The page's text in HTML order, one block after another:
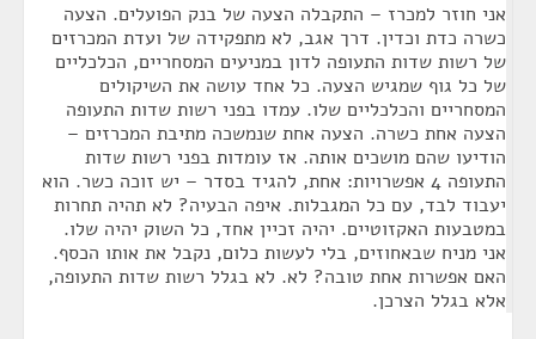
אני חוזר למכרז – התקבלה הצעה של בנק הפועלים. הצעה
כשרה כדת וכדין. דרך אגב, לא מתפקידה של ועדת המכרזים
של רשות שדות התעופה לדון במניעים המסחריים, הכלכליים
של כל גוף שמגיש הצעה. כל אחד עושה את השיקולים
המסחריים והכלכליים שלו. עמדו בפני רשות שדות התעופה
הצעה אחת כשרה. הצעה אחת שנמשכה מתיבת המכרזים –
הודיעו שהם מושכים אותה. אז עומדות בפני רשות שדות
התעופה 4 אפשרויות: אחת, להגיד בסדר – יש זוכה כשר. הוא
יעבוד לבד, עם כל המגבלות. איפה הבעיה? לא תהיה תחרות
במטבעות האקזוטיים. יהיה זכיין אחד, כל השוק יהיה שלו.
אני מניח שבאחוזים, בלי לעשות כלום, נקבל את אותו הכסף.
האם אפשרות אחת טובה? לא. לא בגלל רשות שדות התעופה,
אלא בגלל הצרכן.